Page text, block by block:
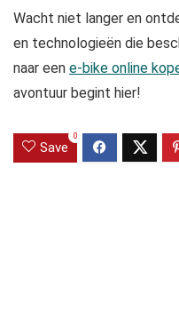
Wacht niet langer en
en technologieën die
naar een e-bike online
avontuur begint hier!
Save
0